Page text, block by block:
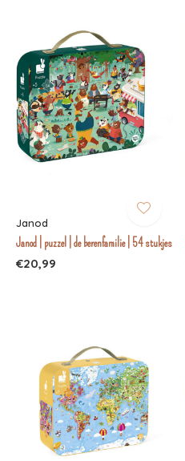
Janod
Janod | puzzel | de berenfamilie | 54 stukjes
€20,99